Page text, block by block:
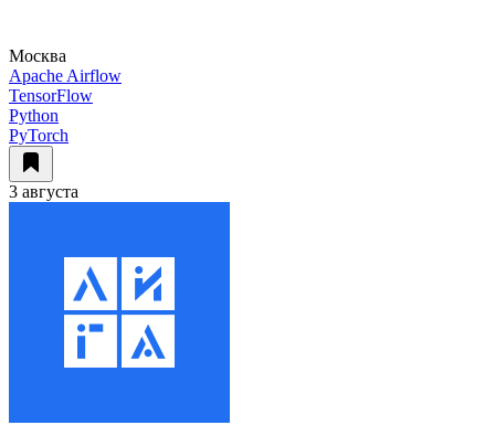
Москва
Apache Airflow
TensorFlow
Python
PyTorch
3 августа